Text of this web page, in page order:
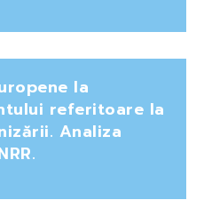
la
referitoare la
Analiza